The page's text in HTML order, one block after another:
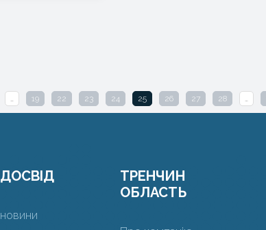
… 19 22 23 24 25 26 27 28 …
ДОСВІД
новини
ТРЕНЧИН
ОБЛАСТЬ